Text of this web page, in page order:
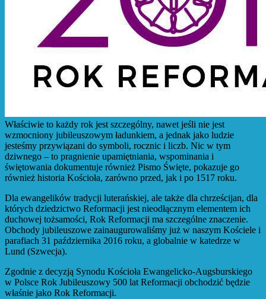
Właściwie to każdy rok jest szczególny, nawet jeśli nie jest
wzmocniony jubileuszowym ładunkiem, a jednak jako ludzie
jesteśmy przywiązani do symboli, rocznic i liczb. Nic w tym
dziwnego – to pragnienie upamiętniania, wspominania i
świętowania dokumentuje również Pismo Święte, pokazuje go
również historia Kościoła, zarówno przed, jak i po 1517 roku.
Dla ewangelików tradycji luterańskiej, ale także dla chrześcijan, dla
których dziedzictwo Reformacji jest nieodłącznym elementem ich
duchowej tożsamości, Rok Reformacji ma szczególne znaczenie.
Obchody jubileuszowe zainaugurowaliśmy już w naszym Kościele i
parafiach 31 października 2016 roku, a globalnie w katedrze w
Lund (Szwecja).
Zgodnie z decyzją Synodu Kościoła Ewangelicko-Augsburskiego
w Polsce Rok Jubileuszowy 500 lat Reformacji obchodzić będzie
właśnie jako Rok Reformacji.